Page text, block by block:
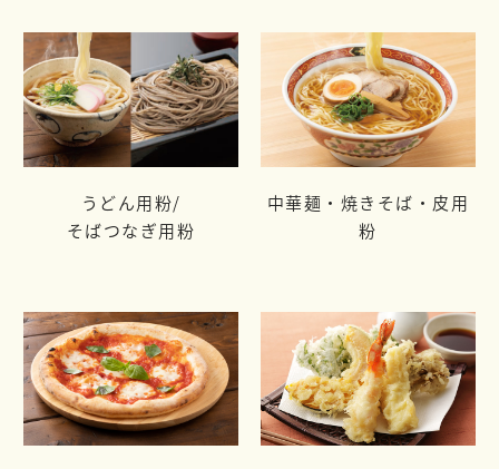
うどん用粉/
そばつなぎ用粉
中華麺・焼きそば・皮用
粉